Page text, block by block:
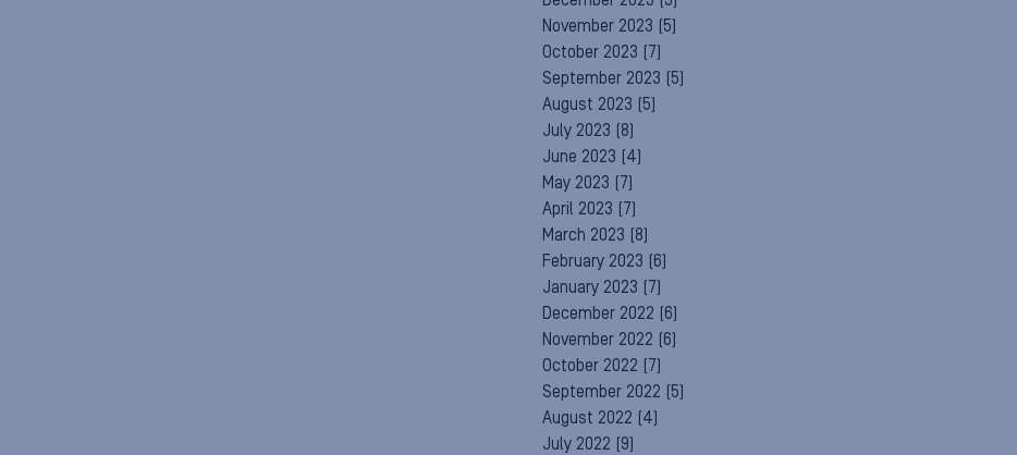
November 2023 (5)
October 2023 (7)
September 2023 (5)
August 2023 (5)
July 2023 (8)
June 2023 (4)
May 2023 (7)
April 2023 (7)
March 2023 (8)
February 2023 (6)
January 2023 (7)
December 2022 (6)
November 2022 (6)
October 2022 (7)
September 2022 (5)
August 2022 (4)
July 2022 (9)